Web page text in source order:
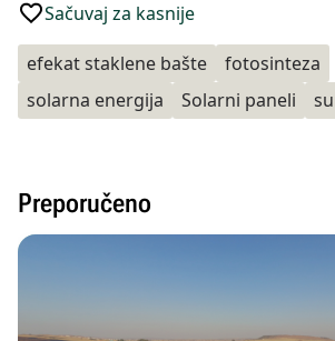
Sačuvaj za kasnije
efekat staklene bašte
fotosinteza
solarna energija
Solarni paneli
Preporučeno